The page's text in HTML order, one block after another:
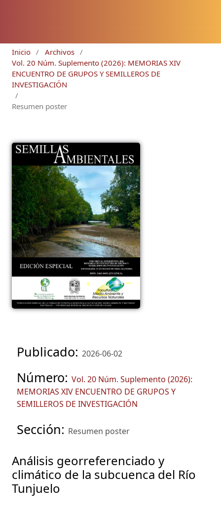
Inicio / Archivos /
Vol. 20 Núm. Suplemento (2026): MEMORIAS XIV
ENCUENTRO DE GRUPOS Y SEMILLEROS DE
INVESTIGACIÓN
/
Resumen poster
Publicado: 2026-06-02
Número: Vol. 20 Núm. Suplemento (2026):
MEMORIAS XIV ENCUENTRO DE GRUPOS Y
SEMILLEROS DE INVESTIGACIÓN
Sección: Resumen poster
Análisis georreferenciado y
climático de la subcuenca del Río
Tunjuelo